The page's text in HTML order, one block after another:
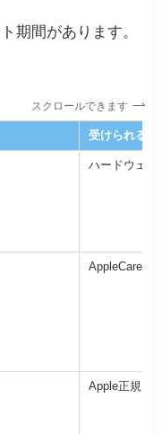
期間があります。
スクロールできます
受けられるサ
ハードウェア
AppleCare＋
Apple正規店